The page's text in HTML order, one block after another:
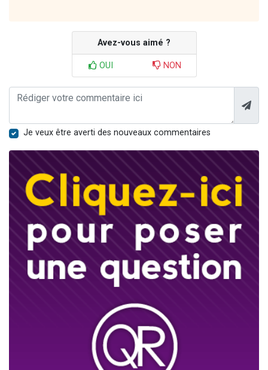
Avez-vous aimé ?
OUI NON
Je veux être averti des nouveaux commentaires